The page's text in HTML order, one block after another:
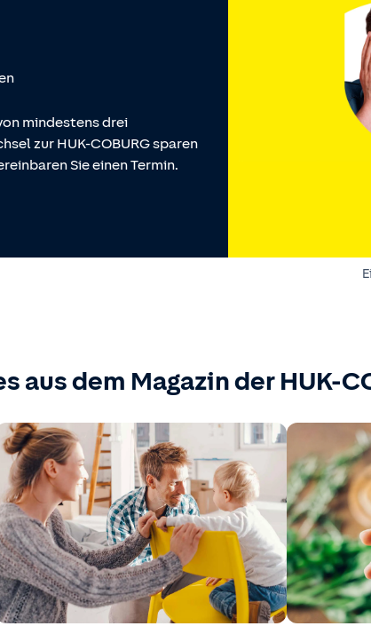
mindestens drei
zur HUK-COBURG sparen
Sie einen Termin.
aus dem Magazin der HUK-